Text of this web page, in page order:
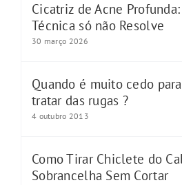
Cicatriz de Acne
Técnica só não Resolve
30 março 2026
Quando é muito cedo
tratar das rugas ?
4 outubro 2013
Como Tirar Chiclete do
Sobrancelha Sem Cortar